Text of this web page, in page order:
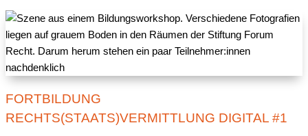
FORTBILDUNG
RECHTS(STAATS)VERMITTLUNG DIGITAL #1